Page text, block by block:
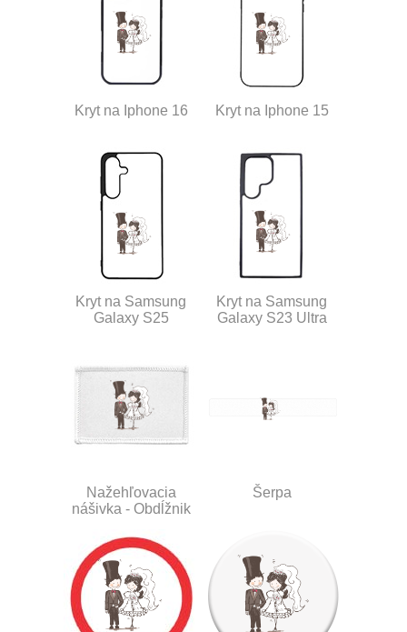
Kryt na Iphone 16 Kryt na Iphone 15
Kryt na Samsung
Galaxy S25
Kryt na Samsung
Galaxy S23 Ultra
Nažehľovacia
nášivka - Obdĺžnik
Šerpa